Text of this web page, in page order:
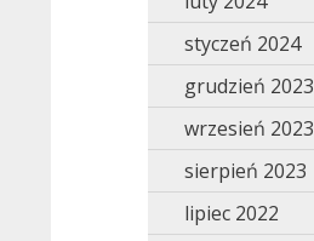
styczeń 2024
grudzień 2023
wrzesień 2023
sierpień 2023
lipiec 2022